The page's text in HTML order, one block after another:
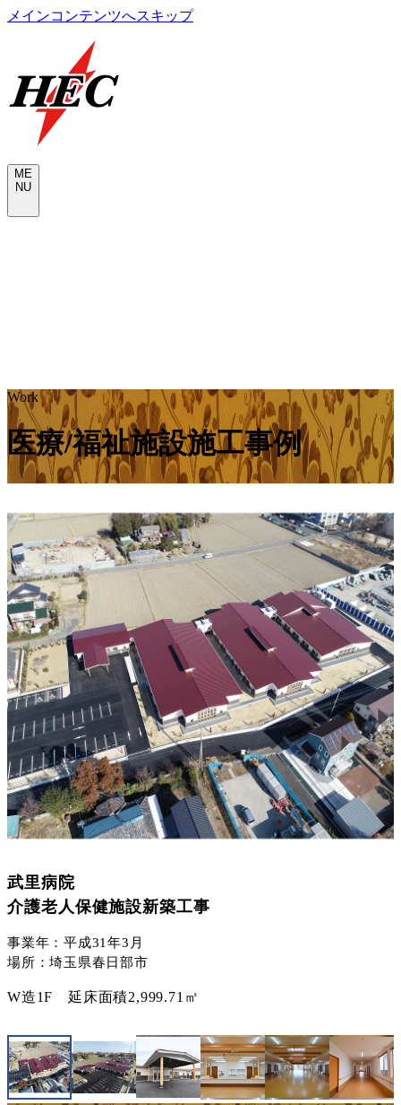
メインコンテンツへスキップ
M E
NU
Work
医療/福祉施設施工事例
武里病院
介護老人保健施設新築工事
事業年：平成31年3月
場所：埼玉県春日部市
W造1F 延床面積2,999.71㎡